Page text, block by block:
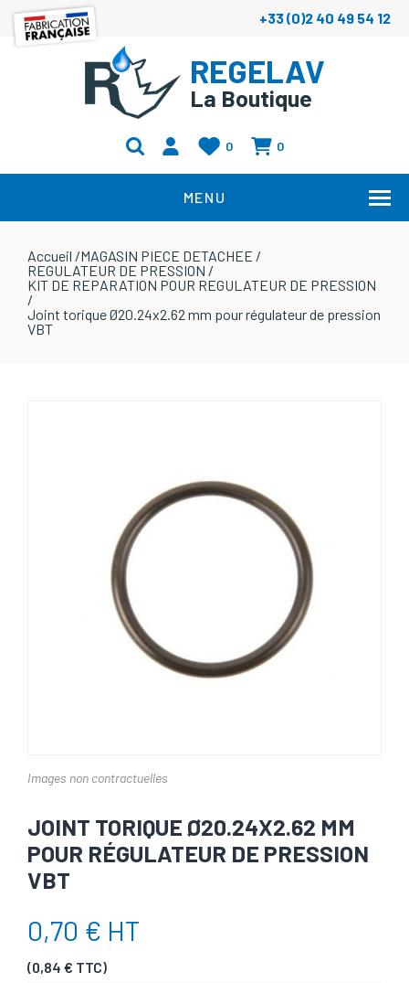
+33 (0)2 40 49 54 12
REGELAV
La Boutique
0 0
MENU
Accueil /MAGASIN PIECE DETACHEE /
REGULATEUR DE PRESSION /
KIT DE REPARATION POUR REGULATEUR DE PRESSION
/
Joint torique Ø20.24x2.62 mm pour régulateur de pression
VBT
Images non contractuelles
JOINT TORIQUE Ø20.24X2.62 MM
POUR RÉGULATEUR DE PRESSION
VBT
0,70 € HT
(0,84 € TTC)